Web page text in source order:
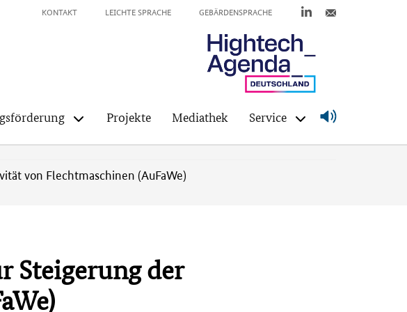
KONTAKT LEICHTE SPRACHE GEBÄRDENSPRACHE
Projekte Mediathek Service
von Flechtmaschinen (AuFaWe)
Steigerung der